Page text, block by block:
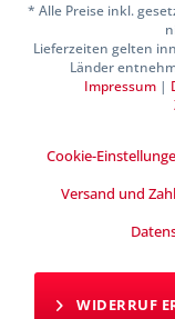
* Alle Preise inkl.
Lieferzeiten gelten
Länder
Impressum |
Cookie-
Versand und
WIDERRUF